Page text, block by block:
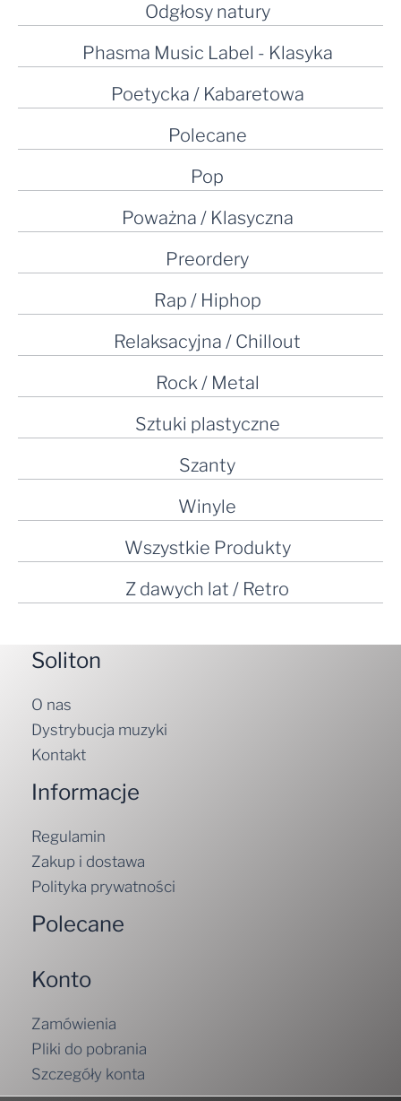
Odgłosy natury
Phasma Music Label - Klasyka
Poetycka / Kabaretowa
Polecane
Pop
Poważna / Klasyczna
Preordery
Rap / Hiphop
Relaksacyjna / Chillout
Rock / Metal
Sztuki plastyczne
Szanty
Winyle
Wszystkie Produkty
Z dawych lat / Retro
Soliton
O nas
Dystrybucja muzyki
Kontakt
Informacje
Regulamin
Zakup i dostawa
Polityka prywatności
Polecane
Konto
Zamówienia
Pliki do pobrania
Szczegóły konta